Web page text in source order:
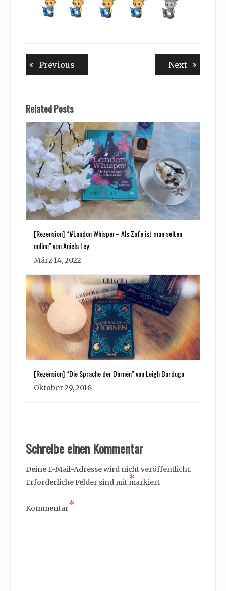
Beitragsnavigation
Previous NextNext
Related Posts
[Rezension] “#London Whisper– Als Zofe ist man selten
online” von Aniela Ley
März 14, 2022
[Rezension] “Die Sprache der Dornen” von Leigh Bardugo
Oktober 29, 2018
Schreibe einen Kommentar
Deine E-Mail-Adresse wird nicht veröffentlicht.
Erforderliche Felder sind mit *
markiert
Kommentar*